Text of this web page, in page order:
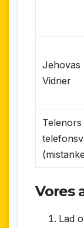
Jehovas
Vidner
Telenors
Vores
Lad